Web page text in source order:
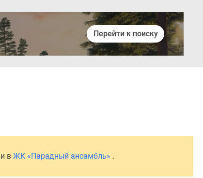
Перейти к поиску
в ЖК «Парадный ансамбль» .